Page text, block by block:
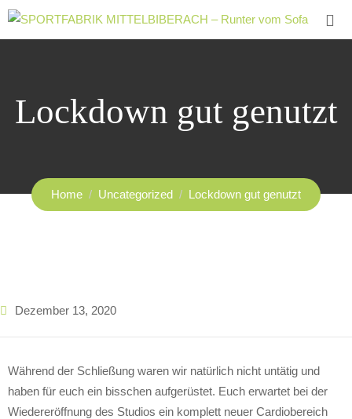
Lockdown gut genutzt
Home Uncategorized Lockdown gut genutzt
Dezember 13, 2020
Während der Schließung waren wir natürlich nicht untätig und
haben für euch ein bisschen aufgerüstet. Euch erwartet bei der
Wiedereröffnung des Studios ein komplett neuer Cardiobereich